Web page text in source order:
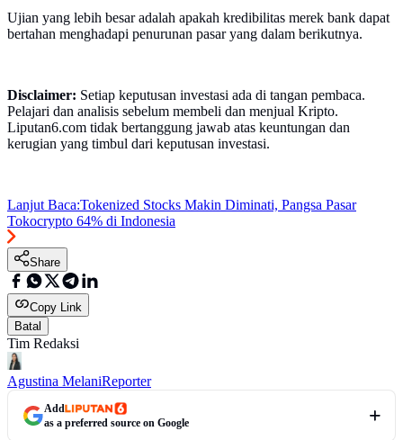
Ujian yang lebih besar adalah apakah kredibilitas merek bank dapat
bertahan menghadapi penurunan pasar yang dalam berikutnya.
Disclaimer: Setiap keputusan investasi ada di tangan pembaca.
Pelajari dan analisis sebelum membeli dan menjual Kripto.
Liputan6.com tidak bertanggung jawab atas keuntungan dan
kerugian yang timbul dari keputusan investasi.
Lanjut Baca:Tokenized Stocks Makin Diminati, Pangsa Pasar
Tokocrypto 64% di Indonesia
Share
Copy Link
Batal
Tim Redaksi
Agustina MelaniReporter
Add
as a preferred source on Google